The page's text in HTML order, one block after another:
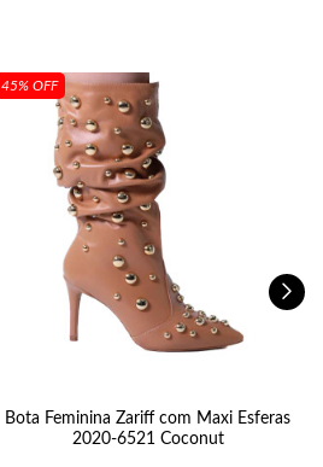
45% OFF
Bota Feminina Zariff com Maxi Esferas
2020-6521 Coconut